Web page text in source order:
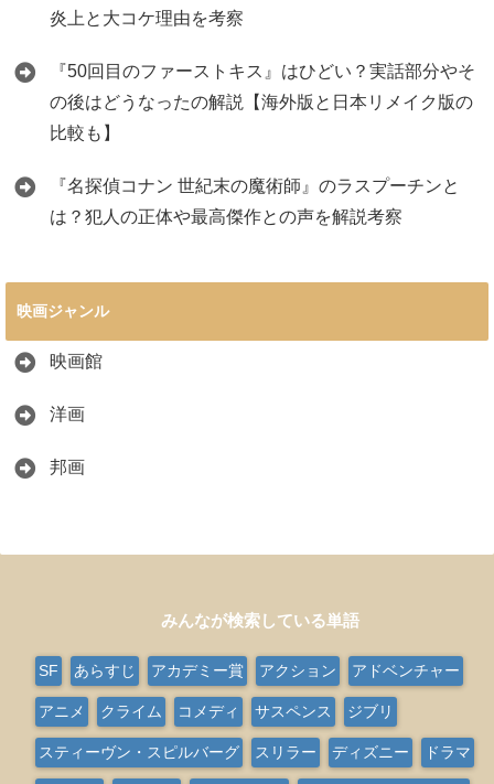
炎上と大コケ理由を考察
『50回目のファーストキス』はひどい？実話部分やそ
の後はどうなったの解説【海外版と日本リメイク版の
比較も】
『名探偵コナン 世紀末の魔術師』のラスプーチンと
は？犯人の正体や最高傑作との声を解説考察
映画ジャンル
映画館
洋画
邦画
みんなが検索している単語
SF あらすじ アカデミー賞 アクション アドベンチャー
アニメ クライム コメディ サスペンス ジブリ
スティーヴン・スピルバーグ スリラー ディズニー ドラマ